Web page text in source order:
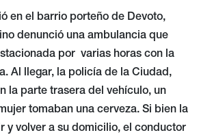
en el barrio porteño de Devoto,
denunció una ambulancia que
por varias horas con la
Al llegar, la policía de la Ciudad,
la parte trasera del vehículo, un
tomaban una cerveza. Si bien la
y volver a su domicilio, el conductor